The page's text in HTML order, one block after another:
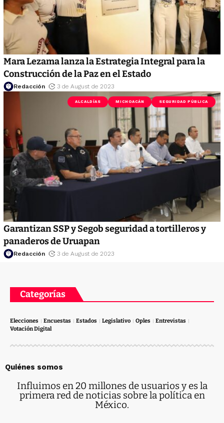
Mara Lezama lanza la Estrategia Integral para la
Construcción de la Paz en el Estado
Redacción 3 de August de 2023
ALCALDÍAS MICHOACÁN SEGURIDAD PÚBLICA
Garantizan SSP y Segob seguridad a tortilleros y
panaderos de Uruapan
Redacción 3 de August de 2023
Categorías
Elecciones Encuestas Estados Legislativo Oples
Entrevistas
Votación Digital
Quiénes somos
Influimos en 20 millones de usuarios y es la
primera red de noticias sobre la política en
México.